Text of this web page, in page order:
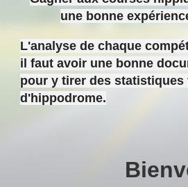
une bonne
L'analyse de chaque
il faut avoir une bonne
pour y tirer des
d'hippodrome.